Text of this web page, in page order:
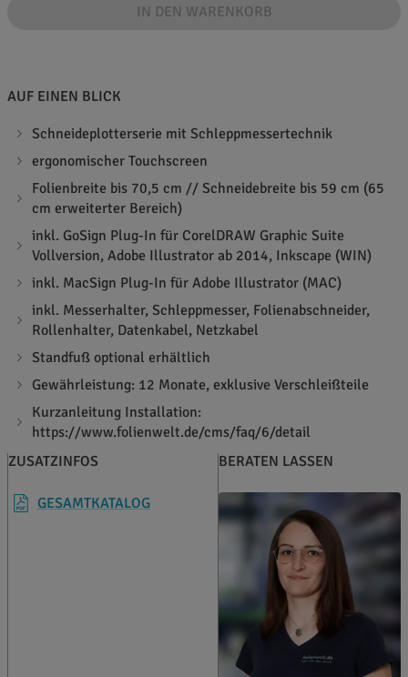
IN DEN WARENKORB
AUF EINEN BLICK
Schneideplotterserie mit Schleppmessertechnik
ergonomischer Touchscreen
Folienbreite bis 70,5 cm // Schneidebreite bis 59 cm (65
cm erweiterter Bereich)
inkl. GoSign Plug-In für CorelDRAW Graphic Suite
Vollversion, Adobe Illustrator ab 2014, Inkscape (WIN)
inkl. MacSign Plug-In für Adobe Illustrator (MAC)
inkl. Messerhalter, Schleppmesser, Folienabschneider,
Rollenhalter, Datenkabel, Netzkabel
Standfuß optional erhältlich
Gewährleistung: 12 Monate, exklusive Verschleißteile
Kurzanleitung Installation:
https://www.folienwelt.de/cms/faq/6/detail
ZUSATZINFOS
GESAMTKATALOG
BERATEN LASSEN